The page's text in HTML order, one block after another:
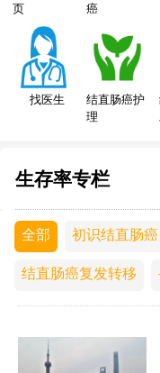
页
癌
找医生
结直肠癌护
理
生存率专栏
全部 初识结直肠癌
结直肠癌复发转移